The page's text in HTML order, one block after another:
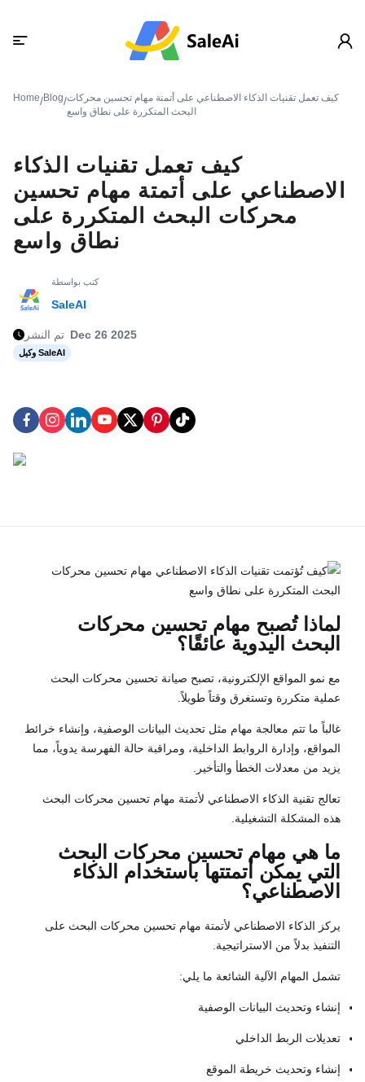
Home/Blog/كيف تعمل تقنيات الذكاء الاصطناعي على أتمتة مهام تحسين محركات
البحث المتكررة على نطاق واسع
كيف تعمل تقنيات الذكاء
الاصطناعي على أتمتة مهام تحسين
محركات البحث المتكررة على
نطاق واسع
كتب بواسطة
SaleAI
تم النشر Dec 26 2025
وكيل SaleAI
لماذا تُصبح مهام تحسين محركات
البحث اليدوية عائقًا؟
مع نمو المواقع الإلكترونية، تصبح صيانة تحسين محركات البحث
عملية متكررة وتستغرق وقتاً طويلاً.
غالباً ما تتم معالجة مهام مثل تحديث البيانات الوصفية، وإنشاء خرائط
المواقع، وإدارة الروابط الداخلية، ومراقبة حالة الفهرسة يدوياً، مما
يزيد من معدلات الخطأ والتأخير.
تعالج تقنية الذكاء الاصطناعي لأتمتة مهام تحسين محركات البحث
هذه المشكلة التشغيلية.
ما هي مهام تحسين محركات البحث
التي يمكن أتمتتها باستخدام الذكاء
الاصطناعي؟
يركز الذكاء الاصطناعي لأتمتة مهام تحسين محركات البحث على
التنفيذ بدلاً من الاستراتيجية.
تشمل المهام الآلية الشائعة ما يلي:
إنشاء وتحديث البيانات الوصفية
تعديلات الربط الداخلي
إنشاء وتحديث خريطة الموقع